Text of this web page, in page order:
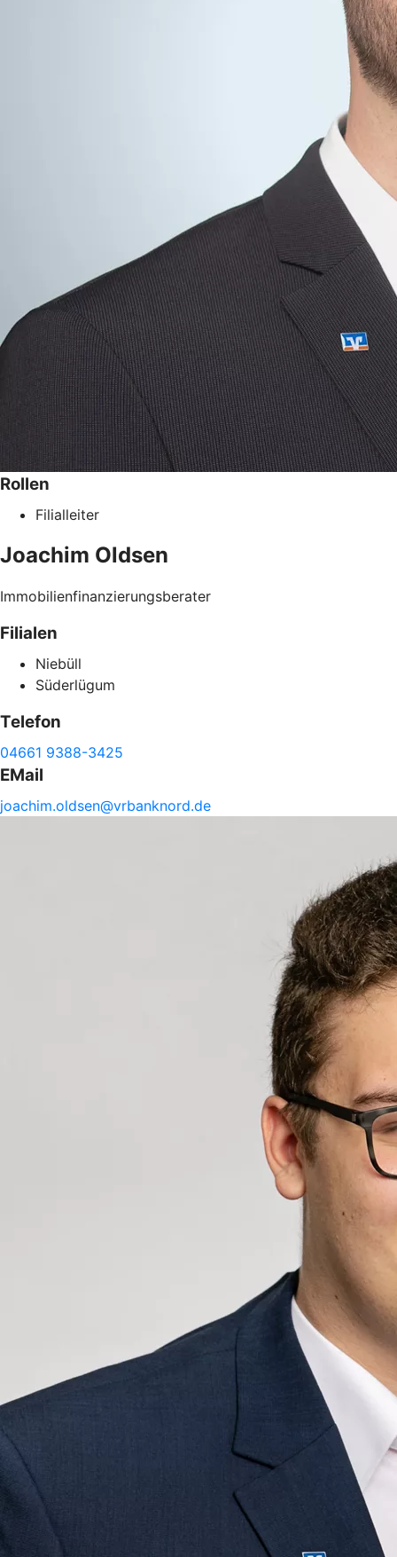
Rollen
Filialleiter
Joachim Oldsen
Immobilienfinanzierungsberater
Filialen
Niebüll
Süderlügum
Telefon
04661 9388-3425
EMail
joachim.oldsen@vrbanknord.de